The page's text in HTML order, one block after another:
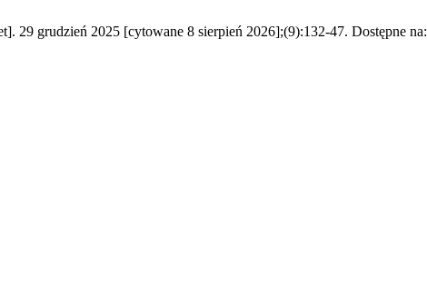
29 grudzień 2025 [cytowane 8 sierpień 2026];(9):132-47. Dostępne na: